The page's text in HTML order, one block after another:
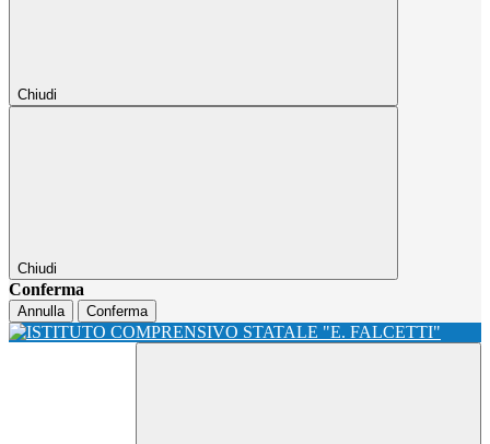
Chiudi
Chiudi
Conferma
Annulla Conferma